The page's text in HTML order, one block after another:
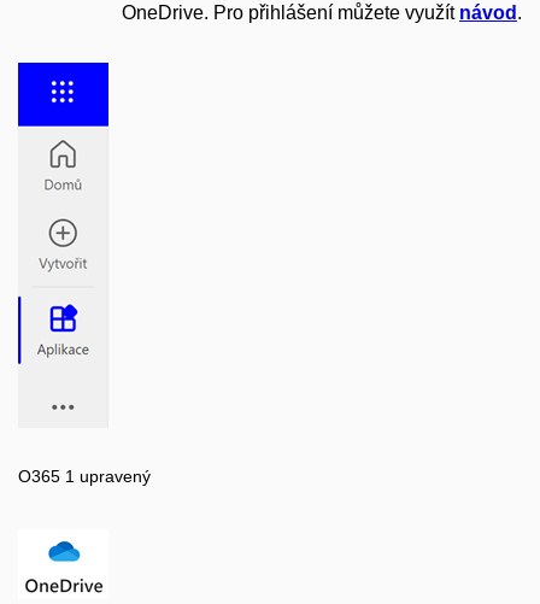
OneDrive. Pro přihlášení můžete využít návod .
O365 1 upravený